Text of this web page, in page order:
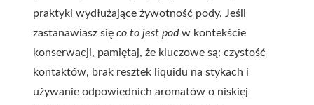
praktyki wydłużające żywotność pody. Jeśli
zastanawiasz się co to jest podw kontekście
konserwacji, pamiętaj, że kluczowe są: czystość
kontaktów, brak resztek liquidu na stykach i
używanie odpowiednich aromatów o niskiej